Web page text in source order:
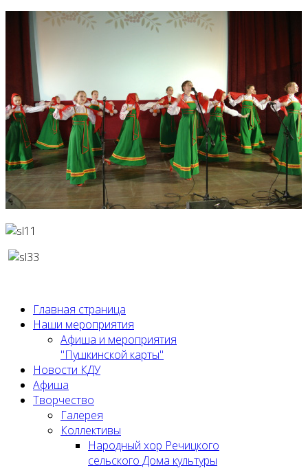
Главная страница
Наши мероприятия
Афиша и мероприятия
"Пушкинской карты"
Новости КДУ
Афиша
Творчество
Галерея
Коллективы
Народный хор Речицкого
сельского Дома культуры